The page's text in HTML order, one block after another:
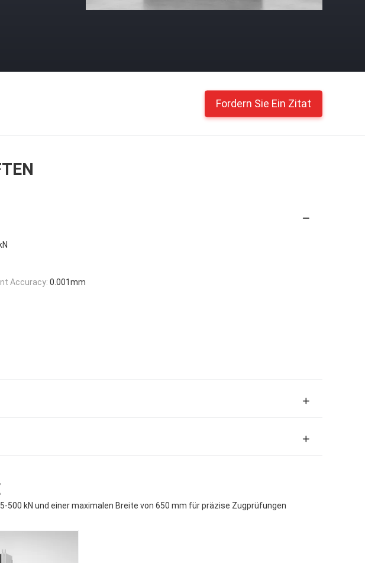
Fordern Sie Ein Zitat
Accuracy: 0.001mm
kN und einer maximalen Breite von 650 mm für präzise Zugprüfungen